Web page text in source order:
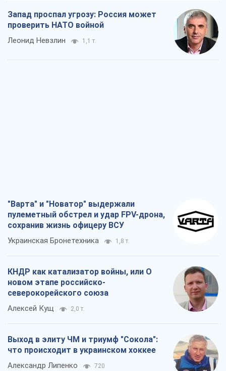
Запад проспал угрозу: Россия может
проверить НАТО войной
Леонид Невзлин 1,1 т.
"Варта" и "Новатор" выдержали
пулеметный обстрел и удар FPV-дрона,
сохранив жизнь офицеру ВСУ
Украинская Бронетехника 1,8 т.
КНДР как катализатор войны, или О
новом этапе российско-
северокорейского союза
Алексей Кущ 2,0 т.
Выход в элиту ЧМ и триумф "Сокола":
что происходит в украинском хоккее
Александр Липенко 720